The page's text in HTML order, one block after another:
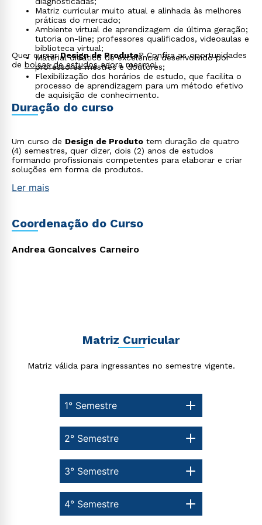
Matriz curricular muito atual e alinhada às melhores
práticas do mercado;
Ambiente virtual de aprendizagem de última geração;
tutoria on-line; professores qualificados, videoaulas e
biblioteca virtual;
Material didático de excelência desenvolvido por
professores mestres e doutores;
Flexibilização dos horários de estudo, que facilita o
processo de aprendizagem para um método efetivo
de aquisição de conhecimento.
Quer cursarDesign de Produto? Confira as oportunidades
de bolsas de estudosagora mesmo!
Duração do curso
Um curso de Design de Produto tem duração de quatro
(4) semestres, quer dizer, dois (2) anos de estudos
formando profissionais competentes para elaborar e criar
soluções em forma de produtos.
Ler mais
Coordenação do Curso
Andrea Goncalves Carneiro
Matriz Curricular
Matriz válida para ingressantes no semestre vigente.
1° Semestre
4° Semestre
3° Semestre
2° Semestre
Rápido e fácil
WhatsApp
ou
Estou de acordo com aPolítica de Privacidade.
envio de conteúdos da Cruzeiro do Sul.